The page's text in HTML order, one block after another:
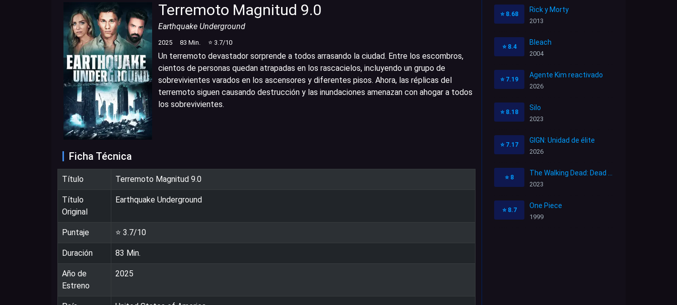
Terremoto Magnitud 9.0
Earthquake Underground
2025 83 Min. ⭐ 3.7/10
Un terremoto devastador sorprende a todos arrasando la ciudad. Entre los escombros,
cientos de personas quedan atrapadas en los rascacielos, incluyendo un grupo de
sobrevivientes varados en los ascensores y diferentes pisos. Ahora, las réplicas del
terremoto siguen causando destrucción y las inundaciones amenazan con ahogar a todos
los sobrevivientes.
Ficha Técnica
Título Terremoto Magnitud 9.0
Título
Original
Earthquake Underground
Puntaje ⭐ 3.7/10
Duración 83 Min.
Año de
Estreno
2025
⭐ 8.68
Rick y Morty
2013
⭐ 8.4
Bleach
2004
⭐ 7.19
Agente Kim reactivado
2026
⭐ 8.18
Silo
2023
⭐ 7.17
GIGN: Unidad de élite
2026
⭐ 8
2023
⭐ 8.7
One Piece
1999